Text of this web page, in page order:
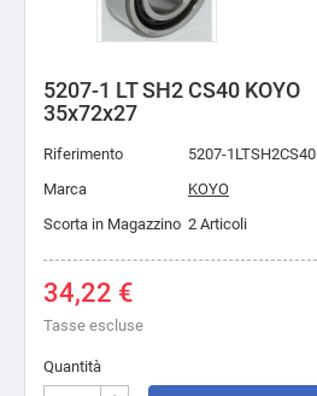
5207-1 LT SH2 CS40 KOYO
35x72x27
Riferimento
5207-1LTSH2CS40
Marca
KOYO
Scorta in Magazzino 2 Articoli
34,22 €
Tasse escluse
Quantità